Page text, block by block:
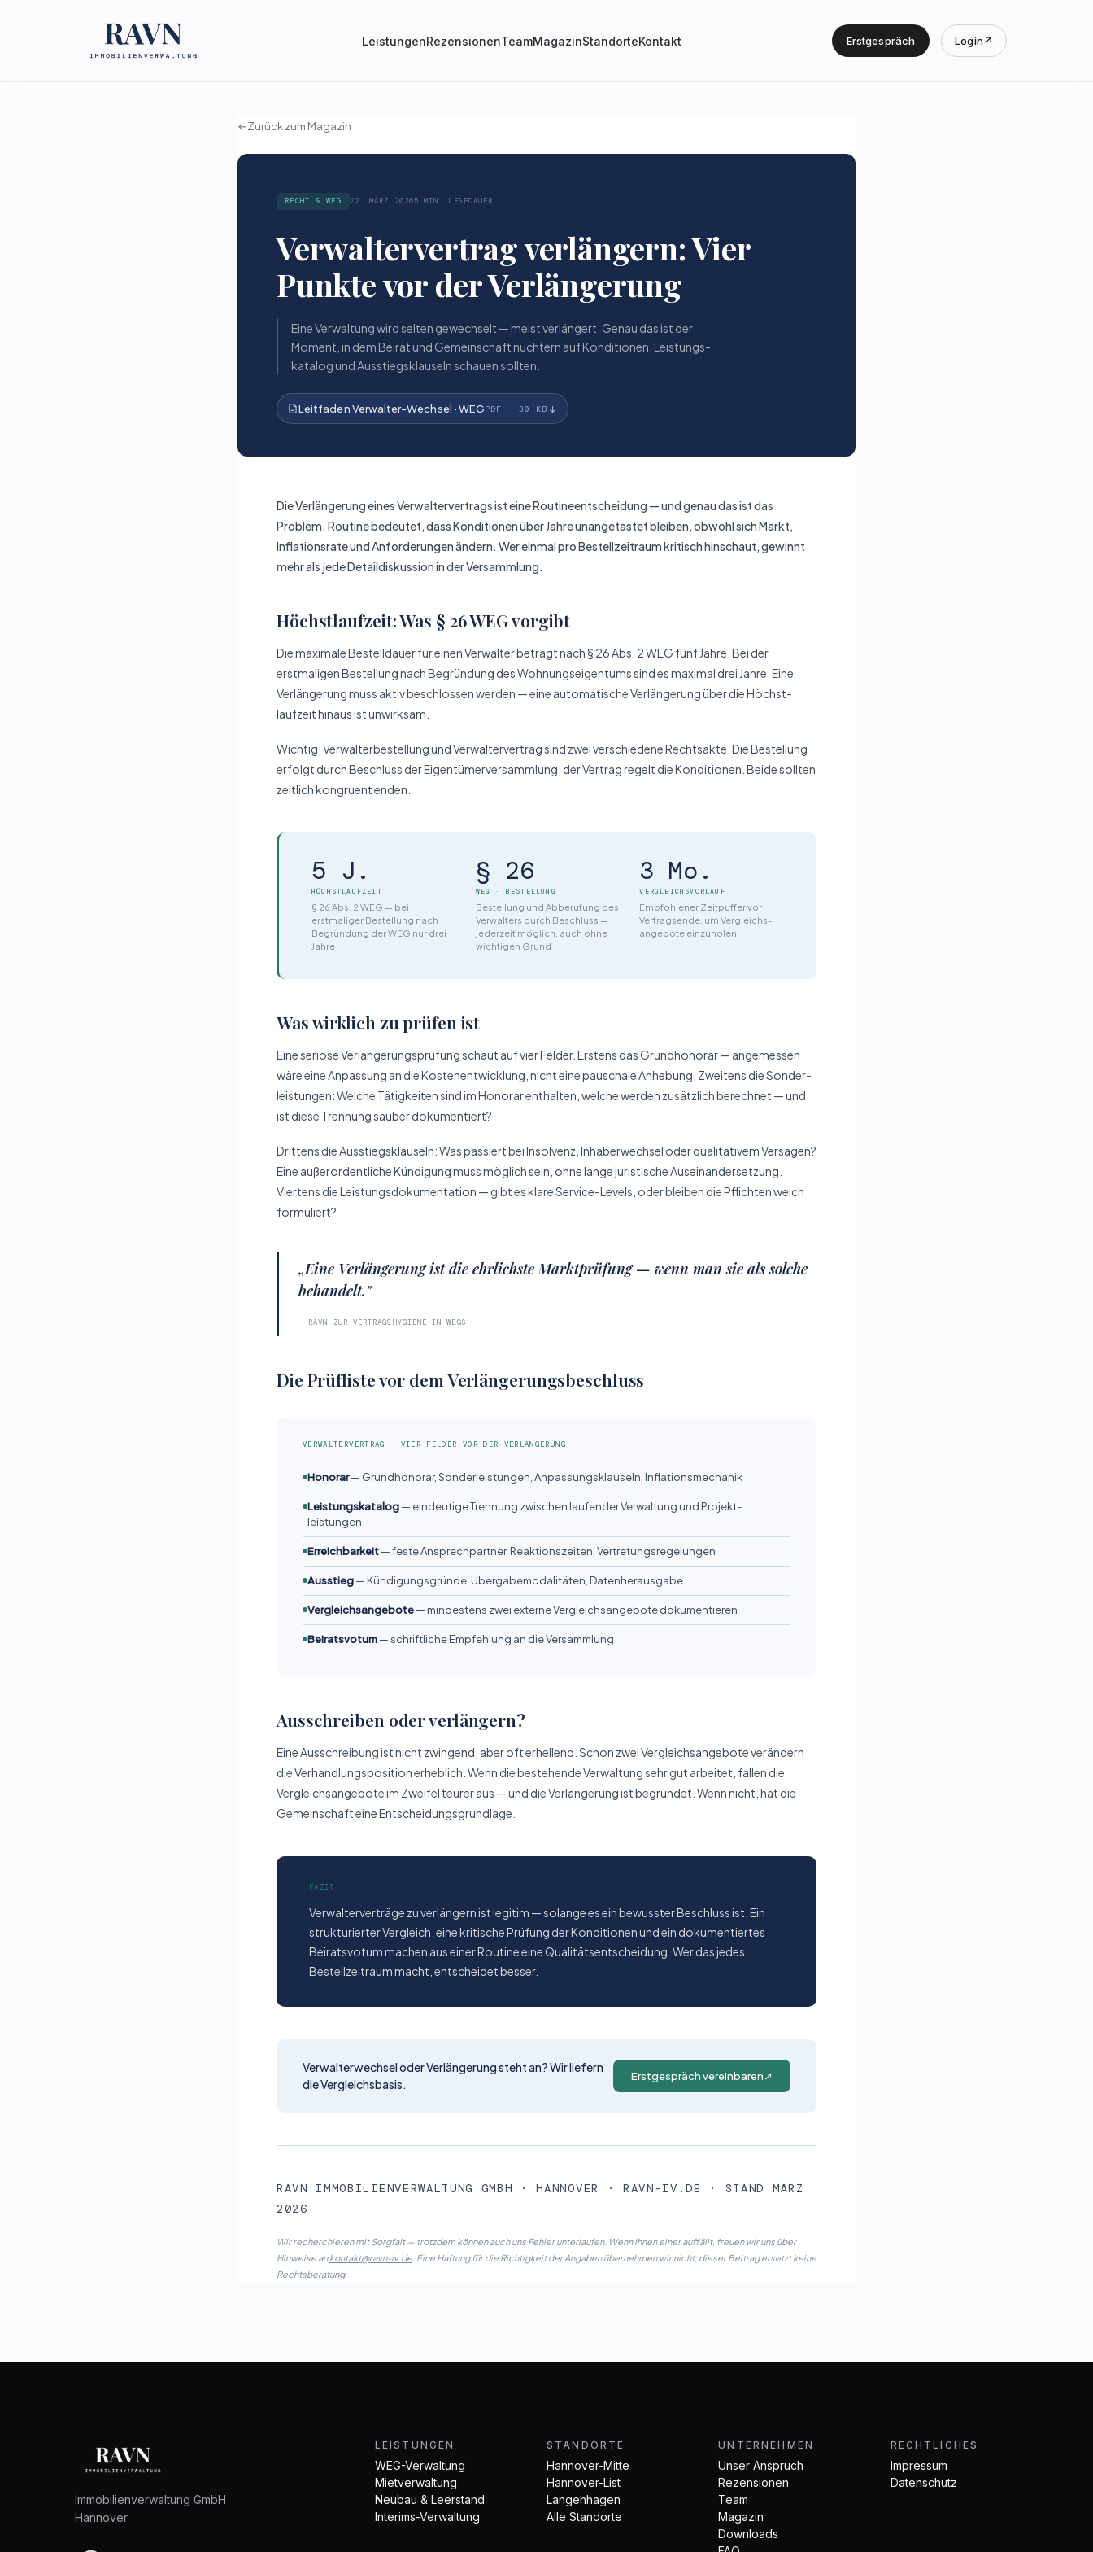
LeistungenRezensionenTeamMagazinStandorteKontakt Erstgespräch Login↗
←Zurück zum Magazin
RECHT & WEG 22. MÄRZ 20265 MIN. LESEDAUER
Verwaltervertrag verlängern: Vier
Punkte vor der Verlängerung
Eine Verwaltung wird selten gewechselt — meist verlängert. Genau das ist der
Moment, in dem Beirat und Gemeinschaft nüchtern auf Konditionen, Leistungs­
katalog und Ausstiegs­klauseln schauen sollten.
Leitfaden Verwalter-Wechsel · WEGPDF · 30 KB ↓
Die Verlängerung eines Verwalter­vertrags ist eine Routine­entscheidung — und genau das ist das
Problem. Routine bedeutet, dass Konditionen über Jahre unangetastet bleiben, obwohl sich Markt,
Inflations­rate und Anforderungen ändern. Wer einmal pro Bestell­zeitraum kritisch hinschaut, gewinnt
mehr als jede Detail­diskussion in der Versammlung.
Höchstlaufzeit: Was § 26 WEG vorgibt
Die maximale Bestelldauer für einen Verwalter beträgt nach § 26 Abs. 2 WEG fünf Jahre. Bei der
erstmaligen Bestellung nach Begründung des Wohnungs­eigentums sind es maximal drei Jahre. Eine
Verlängerung muss aktiv beschlossen werden — eine automatische Verlängerung über die Höchst­
laufzeit hinaus ist unwirksam.
Wichtig: Verwalter­bestellung und Verwalter­vertrag sind zwei verschiedene Rechts­akte. Die Bestellung
erfolgt durch Beschluss der Eigentümer­versammlung, der Vertrag regelt die Konditionen. Beide sollten
zeitlich kongruent enden.
5 J.
HÖCHSTLAUFZEIT
§ 26 Abs. 2 WEG — bei
erstmaliger Bestellung nach
Begründung der WEG nur drei
Jahre
§ 26
WEG · BESTELLUNG
Bestellung und Abberufung des
Verwalters durch Beschluss —
jederzeit möglich, auch ohne
wichtigen Grund
3 Mo.
VERGLEICHS­VORLAUF
Empfohlener Zeitpuffer vor
Vertrags­ende, um Vergleichs­
angebote einzuholen
Was wirklich zu prüfen ist
Eine seriöse Verlängerungs­prüfung schaut auf vier Felder. Erstens das Grund­honorar — angemessen
wäre eine Anpassung an die Kosten­entwicklung, nicht eine pauschale Anhebung. Zweitens die Sonder­
leistungen: Welche Tätigkeiten sind im Honorar enthalten, welche werden zusätzlich berechnet — und
ist diese Trennung sauber dokumentiert?
Drittens die Ausstiegs­klauseln: Was passiert bei Insolvenz, Inhaber­wechsel oder qualitativem Versagen?
Eine außerordentliche Kündigung muss möglich sein, ohne lange juristische Auseinander­setzung.
Viertens die Leistungs­dokumentation — gibt es klare Service-Levels, oder bleiben die Pflichten weich
formuliert?
„Eine Verlängerung ist die ehrlichste Marktprüfung — wenn man sie als solche
behandelt."
— RAVN ZUR VERTRAGS­HYGIENE IN WEGS
Die Prüfliste vor dem Verlängerungs­beschluss
VERWALTERVERTRAG · VIER FELDER VOR DER VERLÄNGERUNG
Honorar— Grund­honorar, Sonder­leistungen, Anpassungs­klauseln, Inflations­mechanik
Leistungs­katalog— eindeutige Trennung zwischen laufender Verwaltung und Projekt­
leistungen
Erreichbarkeit— feste Ansprech­partner, Reaktions­zeiten, Vertretungs­regelungen
Ausstieg— Kündigungs­gründe, Übergabe­modalitäten, Daten­herausgabe
Vergleichs­angebote— mindestens zwei externe Vergleichs­angebote dokumentieren
Beirats­votum— schriftliche Empfehlung an die Versammlung
Ausschreiben oder verlängern?
Eine Ausschreibung ist nicht zwingend, aber oft erhellend. Schon zwei Vergleichs­angebote verändern
die Verhandlungs­position erheblich. Wenn die bestehende Verwaltung sehr gut arbeitet, fallen die
Vergleichs­angebote im Zweifel teurer aus — und die Verlängerung ist begründet. Wenn nicht, hat die
Gemeinschaft eine Entscheidungs­grundlage.
FAZIT
Verwalter­verträge zu verlängern ist legitim — solange es ein bewusster Beschluss ist. Ein
strukturierter Vergleich, eine kritische Prüfung der Konditionen und ein dokumentiertes
Beirats­votum machen aus einer Routine eine Qualitäts­entscheidung. Wer das jedes
Bestell­zeitraum macht, entscheidet besser.
Verwalter­wechsel oder Verlängerung steht an? Wir liefern
die Vergleichs­basis.
Erstgespräch vereinbaren↗
RAVN IMMOBILIENVERWALTUNG GMBH · HANNOVER · RAVN-IV.DE · STAND MÄRZ
2026
Wir recherchieren mit Sorgfalt — trotzdem können auch uns Fehler unterlaufen. Wenn Ihnen einer auffällt, freuen wir uns über
Hinweise ankontakt@ravn-iv.de . Eine Haftung für die Richtigkeit der Angaben übernehmen wir nicht; dieser Beitrag ersetzt keine
Rechts­beratung.
Immobilienverwaltung GmbH
Hannover
LEISTUNGEN
WEG-Verwaltung
Mietverwaltung
Neubau & Leerstand
Interims-Verwaltung
STANDORTE
Hannover-Mitte
Hannover-List
Langenhagen
Alle Standorte
UNTERNEHMEN
Unser Anspruch
Rezensionen
Team
Magazin
Downloads
RECHTLICHES
Impressum
Datenschutz